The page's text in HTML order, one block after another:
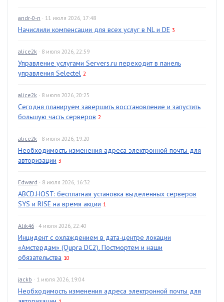
andr-0-n · 11 июля 2026, 17:48
Начислили компенсации для всех услуг в NL и DE 3
alice2k · 8 июля 2026, 22:59
Управление услугами Servers.ru переходит в панель
управления Selectel 2
alice2k · 8 июля 2026, 20:25
Сегодня планируем завершить восстановление и запустить
большую часть серверов 2
alice2k · 8 июля 2026, 19:20
Необходимость изменения адреса электронной почты для
авторизации 3
Edward · 8 июля 2026, 16:32
ABCD.HOST: бесплатная установка выделенных серверов
SYS и RISE на время акции 1
Alik46 · 4 июля 2026, 22:40
Инцидент с охлаждением в дата-центре локации
«Амстердам» (Qupra DC2). Постмортем и наши
обязательства 10
jackb · 1 июля 2026, 19:04
Необходимость изменения адреса электронной почты для